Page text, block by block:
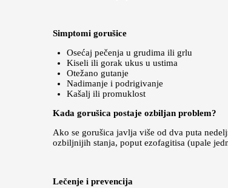
Simptomi gorušice
Osećaj pečenja u grudima ili grlu
Kiseli ili gorak ukus u ustima
Otežano gutanje
Nadimanje i podrigivanje
Kašalj ili promuklost
Kada gorušica postaje ozbiljan problem?
Ako se gorušica javlja više od dva puta
ozbiljnijih stanja, poput ezofagitisa (upale
Lečenje i prevencija